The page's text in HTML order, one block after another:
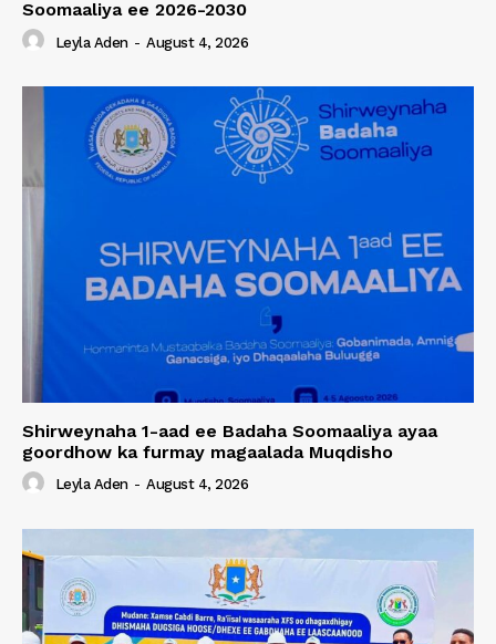
Soomaaliya ee 2026-2030
Leyla Aden - August 4, 2026
Shirweynaha 1-aad ee Badaha Soomaaliya ayaa
goordhow ka furmay magaalada Muqdisho
Leyla Aden - August 4, 2026